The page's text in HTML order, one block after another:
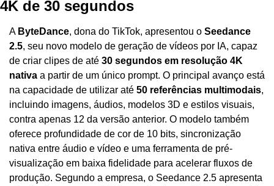
4K de 30 segundos
A ByteDance, dona do TikTok, apresentou o Seedance
2.5, seu novo modelo de geração de vídeos por IA, capaz
de criar clipes de até 30 segundos em resolução 4K
nativa a partir de um único prompt. O principal avanço está
na capacidade de utilizar até 50 referências multimodais,
incluindo imagens, áudios, modelos 3D e estilos visuais,
contra apenas 12 da versão anterior. O modelo também
oferece profundidade de cor de 10 bits, sincronização
nativa entre áudio e vídeo e uma ferramenta de pré-
visualização em baixa fidelidade para acelerar fluxos de
produção. Segundo a empresa, o Seedance 2.5 apresenta